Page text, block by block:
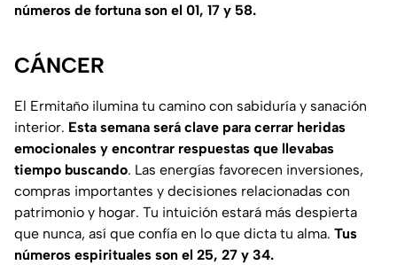
números de fortuna son el 01, 17 y 58.
CÁNCER
El Ermitaño ilumina tu camino con sabiduría y sanación
interior. Esta semana será clave para cerrar heridas
emocionales y encontrar respuestas que llevabas
tiempo buscando. Las energías favorecen inversiones,
compras importantes y decisiones relacionadas con
patrimonio y hogar. Tu intuición estará más despierta
que nunca, así que confía en lo que dicta tu alma. Tus
números espirituales son el 25, 27 y 34.